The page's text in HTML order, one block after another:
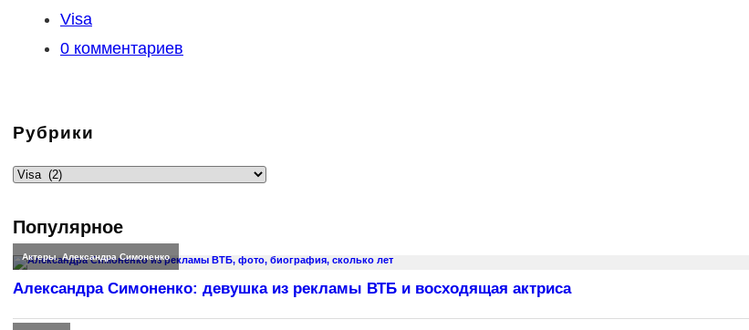
опубликована:
Рубрика
записи:
Visa
Комментарии
0 комментариев
Рубрики
Рубрики
Популярное
Актеры,Александра Симоненко
Александра Симоненко: девушка из рекламы ВТБ и восходящая актриса